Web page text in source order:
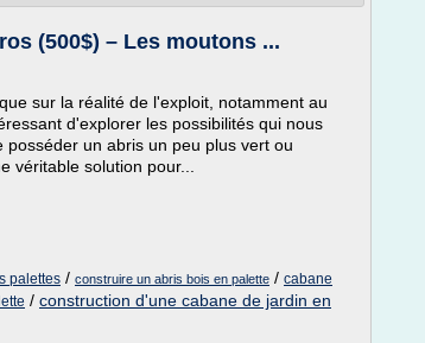
(500$) – Les moutons ...
sur la réalité de l'exploit, notamment au
d'explorer les possibilités qui nous
un abris un peu plus vert ou
véritable solution pour...
palettes / construire un abris bois en palette / cabane
/ construction d'une cabane de jardin en